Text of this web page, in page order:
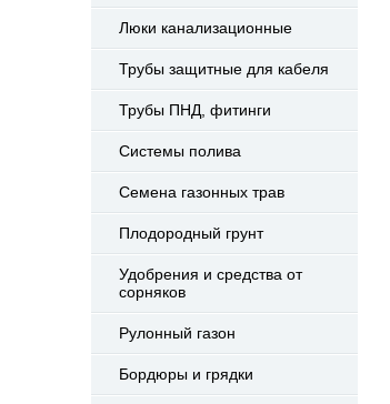
Люки канализационные
Трубы защитные для кабеля
Трубы ПНД, фитинги
Системы полива
Семена газонных трав
Плодородный грунт
Удобрения и средства от
сорняков
Рулонный газон
Бордюры и грядки